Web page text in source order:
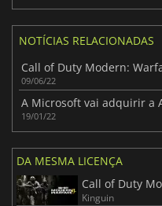
NOTÍCIAS RELACIONADAS
09/06/22
A Microsoft vai adquirir a
19/01/22
DA MESMA LICENÇA
Call of Duty
Kinguin